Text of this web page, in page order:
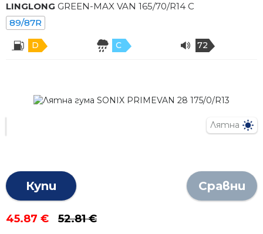
LINGLONG GREEN-MAX VAN 165/70/R14 C
89/87R
D C 72
Лятна
Купи Сравни
45.87 € 52.81 €